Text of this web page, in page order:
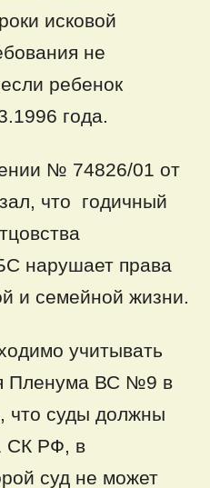
исковой
не
ребенок
года.
№ 74826/01 от
что годичный
нарушает права
и семейной жизни.
учитывать
Пленума ВС №9 в
что суды должны
СК РФ, в
суд не может